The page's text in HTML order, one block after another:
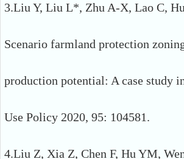
3.Liu Y, Liu L*, Zhu A-X, Lao C,
Scenario farmland protection
production potential: A case study
Use Policy 2020, 95: 104581.
4.Liu Z, Xia Z, Chen F, Hu YM,